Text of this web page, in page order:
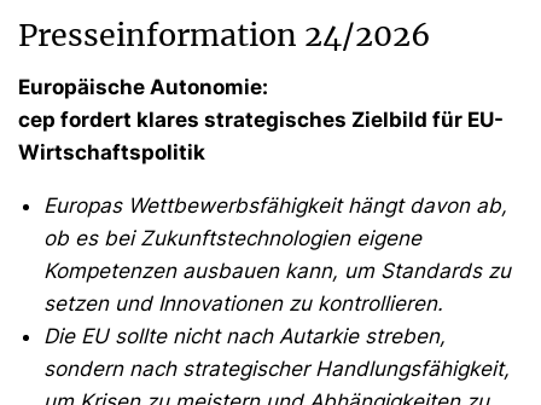
Presseinformation 24/2026
Europäische Autonomie:
cep fordert klares strategisches Zielbild für EU-
Wirtschaftspolitik
Europas Wettbewerbsfähigkeit hängt davon ab,
ob es bei Zukunftstechnologien eigene
Kompetenzen ausbauen kann, um Standards zu
setzen und Innovationen zu kontrollieren.
Die EU sollte nicht nach Autarkie streben,
sondern nach strategischer Handlungsfähigkeit,